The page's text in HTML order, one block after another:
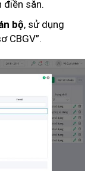
sẵn.
bộ, sử dụng
CBGV”.